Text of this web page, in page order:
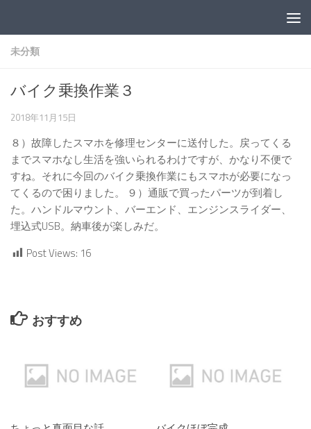
未分類
バイク乗換作業３
2018年11月15日
８）故障したスマホを修理センターに送付した。戻ってくる
までスマホなし生活を強いられるわけですが、かなり不便で
すね。それに今回のバイク乗換作業にもスマホが必要になっ
てくるので困りました。 ９）通販で買ったパーツが到着し
た。ハンドルマウント、バーエンド、エンジンスライダー、
埋込式USB。納車後が楽しみだ。
Post Views: 16
おすすめ